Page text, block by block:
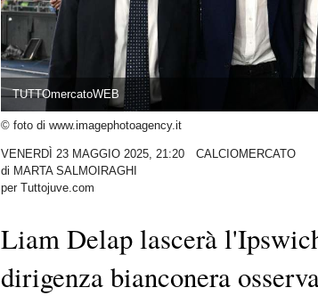
TUTTOmercatoWEB
© foto di www.imagephotoagency.it
VENERDÌ 23 MAGGIO 2025, 21:20
CALCIOMERCATO
di MARTA SALMOIRAGHI
per Tuttojuve.com
Liam Delap lascerà
dirigenza bianconera